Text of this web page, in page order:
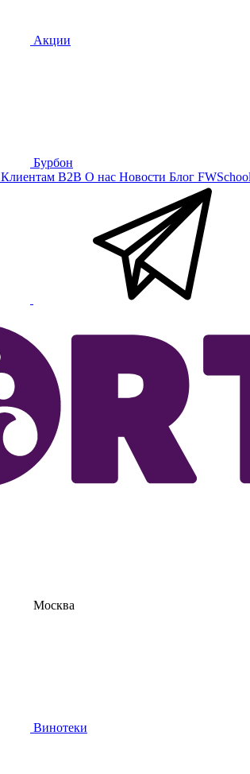
Акции
Бурбон
Клиентам B2B О нас Новости Блог FWSchool
Москва
Винотеки